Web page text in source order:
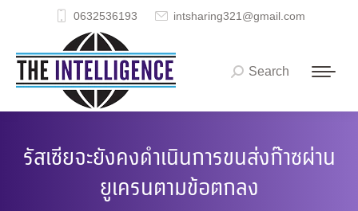
0632536193 intsharing321@gmail.com
Search:
Search
รัสเซียจะยังคงดำเนินการขนส่งก๊าซผ่าน
ยูเครนตามข้อตกลง